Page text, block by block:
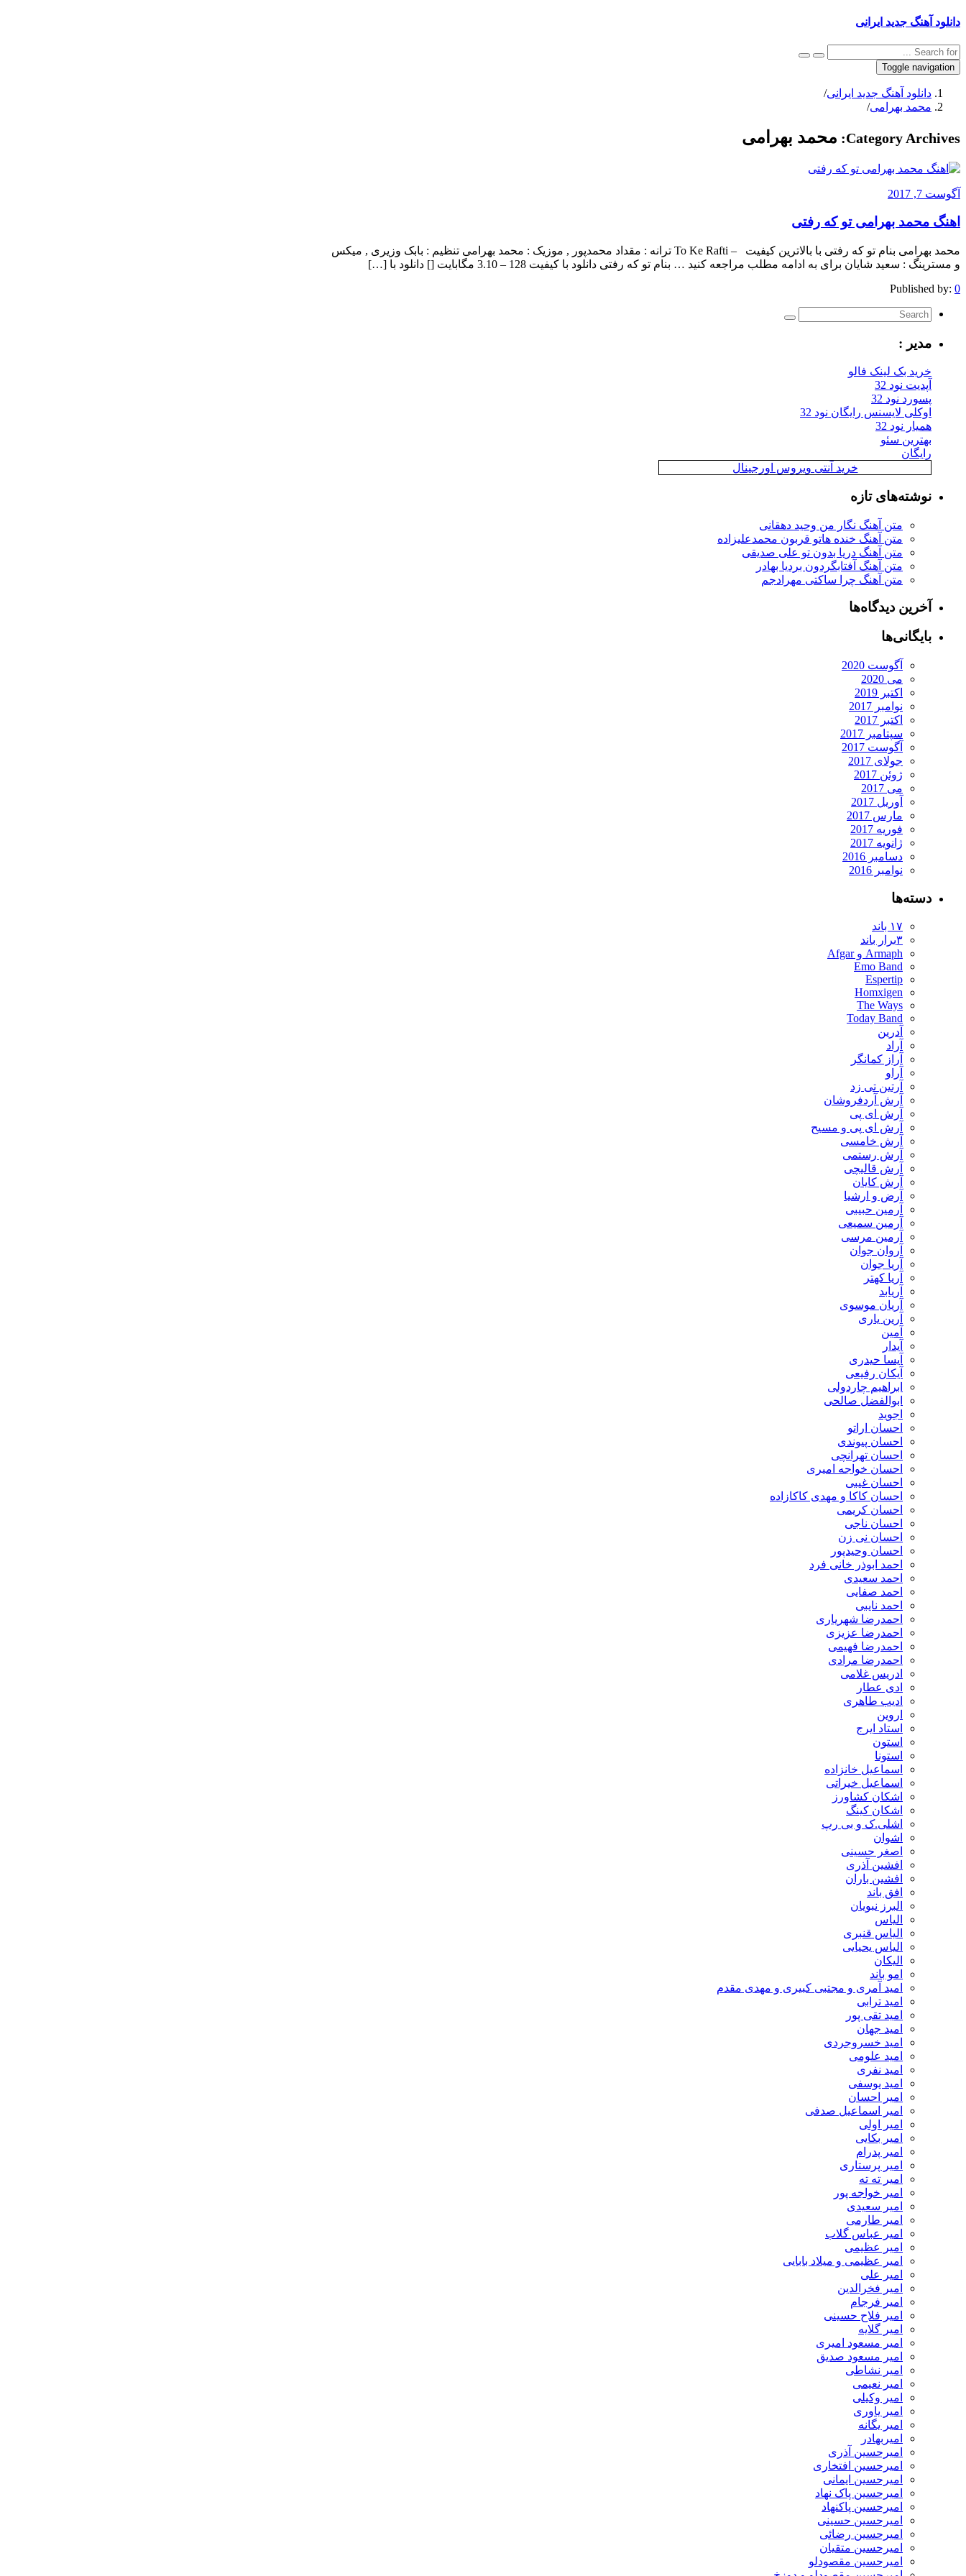
دانلود آهنگ جدید ایرانی
Toggle navigation
دانلود آهنگ جدید ایرانی/
محمد بهرامی/
Category Archives: محمد بهرامی
آگوست 7, 2017
اهنگ محمد بهرامی تو که رفتی
محمد بهرامی بنام تو که رفتی با بالاترین کیفیت – To Ke Rafti ترانه : مقداد محمدپور , موزیک : محمد بهرامی تنظیم : بابک وزیری , میکس
و مسترینگ : سعید شایان برای به ادامه مطلب مراجعه کنید … بنام تو که رفتی دانلود با کیفیت 128 – 3.10 مگابایت [] دانلود با […]
Published by: 0
مدیر :
خرید بک لینک فالو
آپدیت نود 32
پسورد نود 32
اوکلی لایسنس رایگان نود 32
همیار نود 32
بهترین سئو
رایگان
خرید آنتی ویروس اورجینال
نوشته‌های تازه
متن آهنگ نگار من وحید دهقانی
متن آهنگ خنده هاتو قربون محمدعلیزاده
متن آهنگ دریا بدون تو علی صدیقی
متن آهنگ آفتابگردون بردیا بهادر
متن آهنگ چرا ساکتی مهرادجم
آخرین دیدگاه‌ها
بایگانی‌ها
آگوست 2020
می 2020
اکتبر 2019
نوامبر 2017
اکتبر 2017
سپتامبر 2017
آگوست 2017
جولای 2017
ژوئن 2017
می 2017
آوریل 2017
مارس 2017
فوریه 2017
ژانویه 2017
دسامبر 2016
نوامبر 2016
دسته‌ها
۱۷ باند
۳برار باند
Armaph و Afgar
Emo Band
Espertip
Homxigen
The Ways
Today Band
آدرین
آراد
آراز کمانگر
آراو
آرتین تی زد
آرش آردفروشان
آرش ای پی
آرش ای پی و مسیح
آرش خامسی
آرش رستمی
آرش قالیچی
آرش کایان
​آرض و ارشیا
آرمین حبیبی
آرمین سمیعی
آرمین مرسی
آروان جوان
آریا جوان
آریا کهتر
آریابد
آریان موسوی
آرین یاری
آمین
آیدار
آیسا حیدری
آیکان رفیعی
ابراهیم چاردولی
ابوالفضل صالحی
اجوید
احسان اراتو
احسان پیوندی
احسان تهرانچی
احسان خواجه امیری
احسان غیبی
احسان کاکا و مهدی کاکازاده
احسان کریمی
احسان ناجی
احسان نی زن
احسان وحیدپور
احمد ابوذر خانی فرد
احمد سعیدی
احمد صفایی
احمد نایبی
احمدرضا شهریاری
احمدرضا عزیزی
احمدرضا فهیمی
احمدرضا مرادی
ادریس غلامی
ادی عطار
ادیب طاهری
اروین
استاد ایرج
استون
استونا
اسماعیل خانزاده
اسماعیل خیراتی
اشکان کشاورز
اشکان کینگ
اشلی.ک و بی رپ
اشوان
اصغر حسینی
افشین آذری
افشین باران
افق باند
البرز نبویان
الیاس
الیاس قنبرى
الیاس یحیایی
الیکان
امو باند
امید آمری و مجتبی کبیری و مهدى مقدم
امید ترابی
امید تقی پور
امید جهان
امید خسروجردی
امید علومی
امید نفری
امید یوسفی
امیر احسان
امیر اسماعیل صدفی
امیر اولی
امیر بکایی
امیر پدرام
امیر پرستاری
امیر ته ته
امیر خواجه پور
امیر سعیدی
امیر طارمی
امیر عباس گلاب
امیر عظیمی
امیر عظیمی و میلاد بابایی
امیر علی
امیر فخرالدین
امیر فرجام
امیر فلاح حسینی
امیر گلایه
امیر مسعود امیری
امیر مسعود صدیق
امیر نشاطی
امیر نعیمی
امیر وکیلی
امیر یاوری
امیر یگانه
امیربهادر
امیرحسین آذری
امیرحسین افتخاری
امیرحسین ایمانی
امیرحسین پاک نهاد
امیرحسین پاکنهاد
امیرحسین حسینی
امیرحسین رضائی
امیرحسین متقیان
امیرحسین مقصودلو